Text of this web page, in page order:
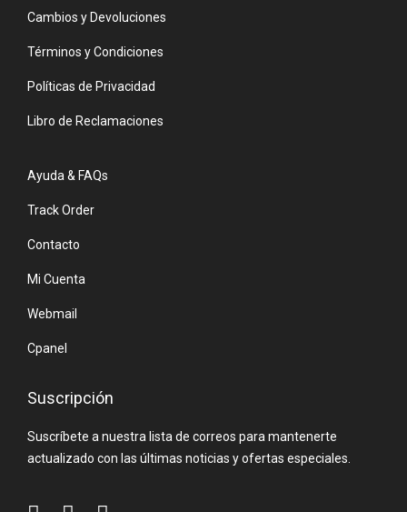
Cambios y Devoluciones
Términos y Condiciones
Políticas de Privacidad
Libro de Reclamaciones
Ayuda & FAQs
Track Order
Contacto
Mi Cuenta
Webmail
Cpanel
Suscripción
Suscríbete a nuestra lista de correos para mantenerte
actualizado con las últimas noticias y ofertas especiales.